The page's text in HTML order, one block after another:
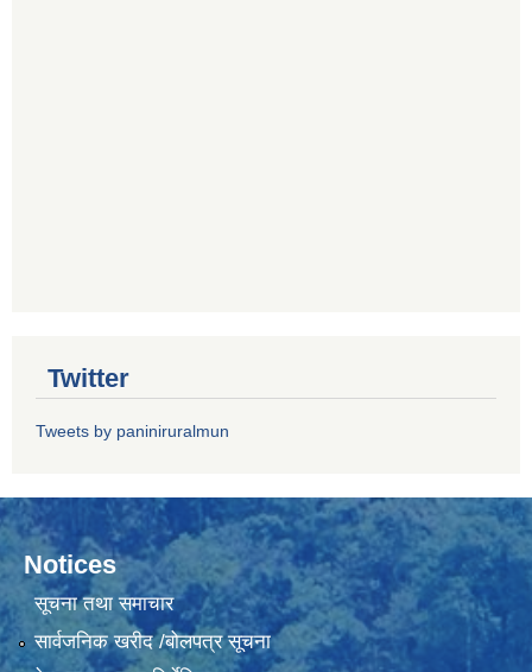
Notices
सूचना तथा समाचार
सार्वजनिक खरीद /बोलपत्र सूचना
ऐन, कानुन तथा निर्देशिका